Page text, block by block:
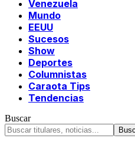
Venezuela
Mundo
EEUU
Sucesos
Show
Deportes
Columnistas
Caraota Tips
Tendencias
Buscar